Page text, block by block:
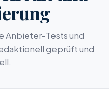
Anbieter-Tests und
geprüft und